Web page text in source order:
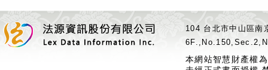
104 台北市中山區
本網站智慧財產權